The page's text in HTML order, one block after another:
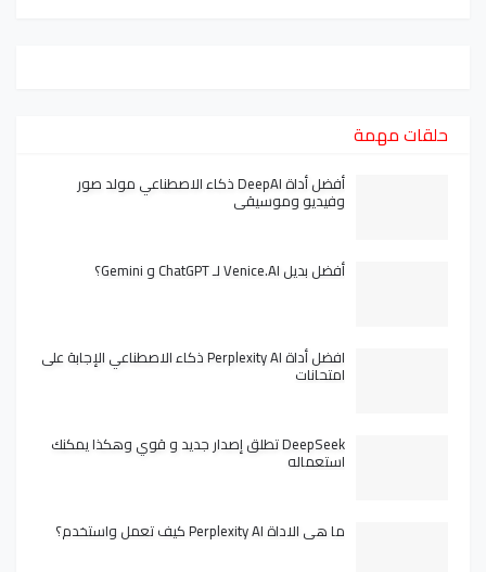
حلقات مهمة
أفضل أداة DeepAI ذكاء الاصطناعي مولد صور
وفيديو وموسيقى
أفضل بديل Venice.AI لـ ChatGPT و Gemini؟
افضل أداة Perplexity AI ذكاء الاصطناعي الإجابة على
امتحانات
DeepSeek تطلق إصدار جديد و قوي وهكذا يمكنك
استعماله
ما هي الاداة Perplexity AI كيف تعمل واستخدم؟